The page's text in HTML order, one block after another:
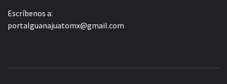
Escríbenos a:
portalguanajuatomx@gmail.com